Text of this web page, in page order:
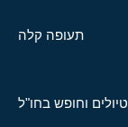
תעופה קלה
טיולים וחופש בחו"ל